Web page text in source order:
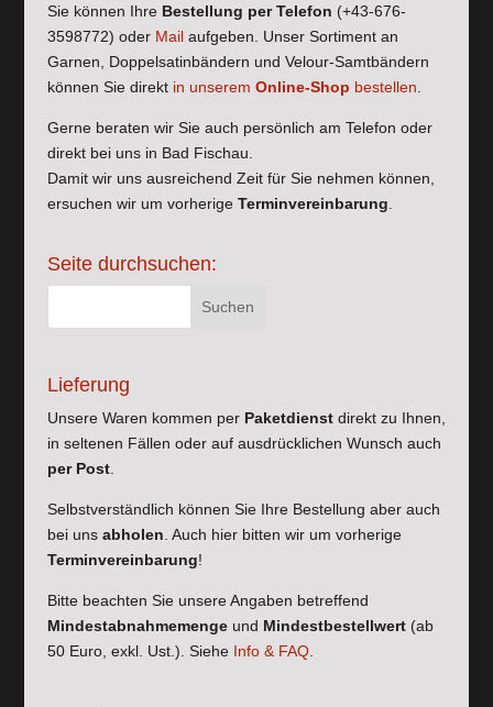
Sie können Ihre Bestellung per Telefon (+43-676-
3598772) oder Mailaufgeben. Unser Sortiment an
Garnen, Doppelsatinbändern und Velour-Samtbändern
können Sie direkt in unserem Online-Shop bestellen
Gerne beraten wir Sie auch persönlich am Telefon oder
direkt bei uns in Bad Fischau.
Damit wir uns ausreichend Zeit für Sie nehmen können,
ersuchen wir um vorherige Terminvereinbarung
Seite durchsuchen:
Lieferung
Unsere Waren kommen per Paketdienstdirekt zu Ihnen,
in seltenen Fällen oder auf ausdrücklichen Wunsch auch
per Post.
Selbstverständlich können Sie Ihre Bestellung aber auch
bei uns abholen . Auch hier bitten wir um vorherige
Terminvereinbarung!
Bitte beachten Sie unsere Angaben betreffend
Mindestabnahmemengeund Mindestbestellwert(ab
50 Euro, exkl. Ust.). Siehe Info & FAQ.